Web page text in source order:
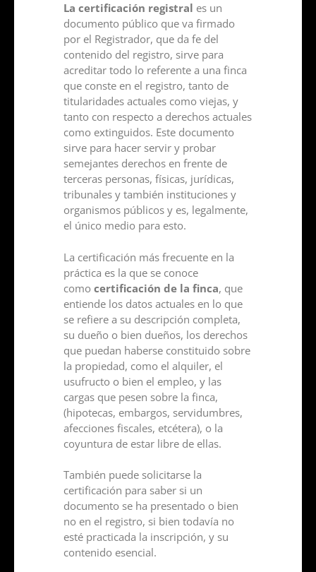
La certificación registral es un
documento público que va firmado
por el Registrador, que da fe del
contenido del registro, sirve para
acreditar todo lo referente a una finca
que conste en el registro, tanto de
titularidades actuales como viejas, y
tanto con respecto a derechos actuales
como extinguidos. Este documento
sirve para hacer servir y probar
semejantes derechos en frente de
terceras personas, físicas, jurídicas,
tribunales y también instituciones y
organismos públicos y es, legalmente,
el único medio para esto.
La certificación más frecuente en la
práctica es la que se conoce
como certificación de la finca, que
entiende los datos actuales en lo que
se refiere a su descripción completa,
su dueño o bien dueños, los derechos
que puedan haberse constituido sobre
la propiedad, como el alquiler, el
usufructo o bien el empleo, y las
cargas que pesen sobre la finca,
(hipotecas, embargos, servidumbres,
afecciones fiscales, etcétera), o la
coyuntura de estar libre de ellas.
También puede solicitarse la
certificación para saber si un
documento se ha presentado o bien
no en el registro, si bien todavía no
esté practicada la inscripción, y su
contenido esencial.